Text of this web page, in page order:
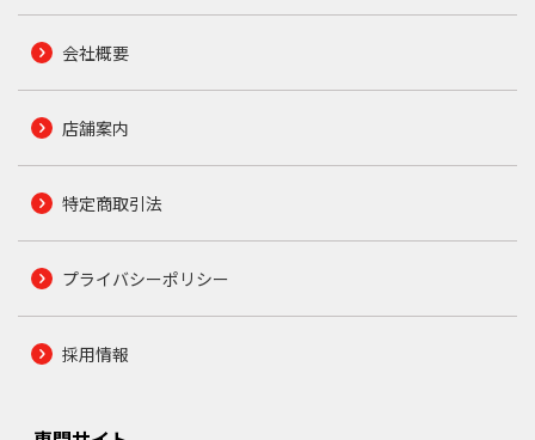
会社概要
店舗案内
特定商取引法
プライバシーポリシー
採用情報